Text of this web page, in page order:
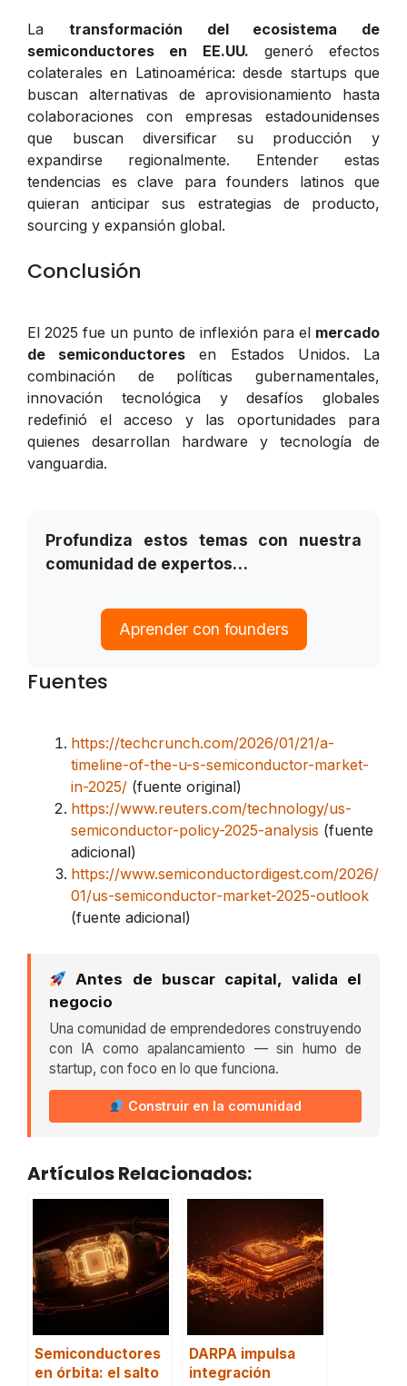
La transformación del ecosistema de
semiconductores en EE.UU. generó efectos
colaterales en Latinoamérica: desde startups que
buscan alternativas de aprovisionamiento hasta
colaboraciones con empresas estadounidenses
que buscan diversificar su producción y
expandirse regionalmente. Entender estas
tendencias es clave para founders latinos que
quieran anticipar sus estrategias de producto,
sourcing y expansión global.
Conclusión
El 2025 fue un punto de inflexión para el mercado
de semiconductores en Estados Unidos. La
combinación de políticas gubernamentales,
innovación tecnológica y desafíos globales
redefinió el acceso y las oportunidades para
quienes desarrollan hardware y tecnología de
vanguardia.
Profundiza estos temas con nuestra
comunidad de expertos…
Aprender con founders
Fuentes
https://techcrunch.com/2026/01/21/a-
timeline-of-the-u-s-semiconductor-market-
in-2025/ (fuente original)
https://www.reuters.com/technology/us-
semiconductor-policy-2025-analysis (fuente
adicional)
https://www.semiconductordigest.com/2026/
01/us-semiconductor-market-2025-outlook
(fuente adicional)
Antes de buscar capital, valida el
negocio
Una comunidad de emprendedores construyendo
con IA como apalancamiento — sin humo de
startup, con foco en lo que funciona.
Construir en la comunidad
Artículos Relacionados:
Semiconductores
en órbita: el salto
DARPA impulsa
integración